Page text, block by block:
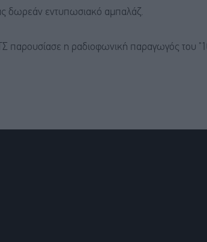
δωρεάν εντυπωσιακό αμπαλάζ.
παρουσίασε η ραδιοφωνική παραγωγός του